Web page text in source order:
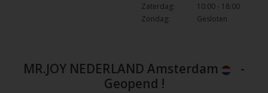
Zaterdag:
10:00 - 18:00
Zondag:
Gesloten
MR.JOY NEDERLAND Amsterdam
-
Geopend !